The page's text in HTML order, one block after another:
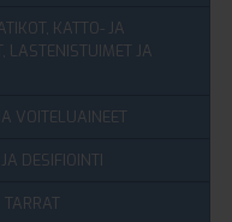
KATTO- JA
LASTENISTUIMET JA
VOITELUAINEET
DESIFIOINTI
TARRAT